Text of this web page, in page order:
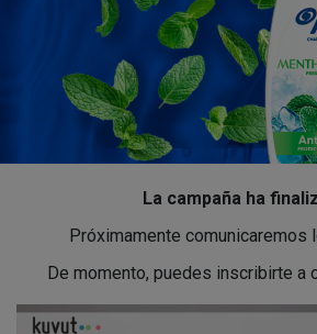
La campaña ha
Próximamente comunicaremos
De momento, puedes inscribirte a